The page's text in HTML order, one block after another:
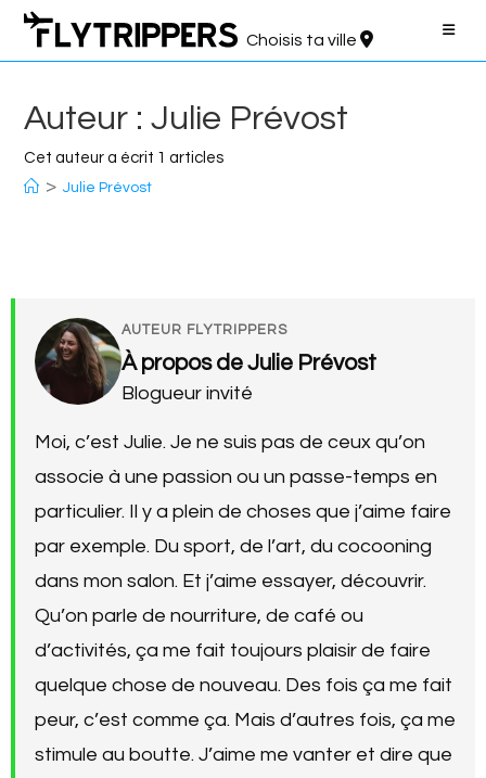
Aller
contenu
Choisis ta ville
Auteur :Julie Prévost
Cet auteur a écrit 1 articles
> Julie Prévost
AUTEUR FLYTRIPPERS
À propos de Julie Prévost
Blogueur invité
Moi, c’est Julie. Je ne suis pas de ceux qu’on
associe à une passion ou un passe-temps en
particulier. Il y a plein de choses que j’aime faire
par exemple. Du sport, de l’art, du cocooning
dans mon salon. Et j’aime essayer, découvrir.
Qu’on parle de nourriture, de café ou
d’activités, ça me fait toujours plaisir de faire
quelque chose de nouveau. Des fois ça me fait
peur, c’est comme ça. Mais d’autres fois, ça me
stimule au boutte. J’aime me vanter et dire que